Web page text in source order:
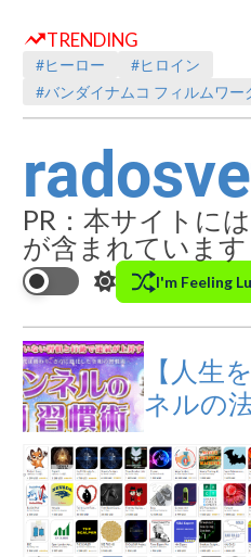
TRENDING
#ヒーロー
#ヒロイン
#バンダイナムコ フィルムワー
PR：本サイトに
が含まれています
S
i
t
c
h
c
o
l
o
r
m
o
d
e
I'm Feeling
【人生
ネルの
付き】